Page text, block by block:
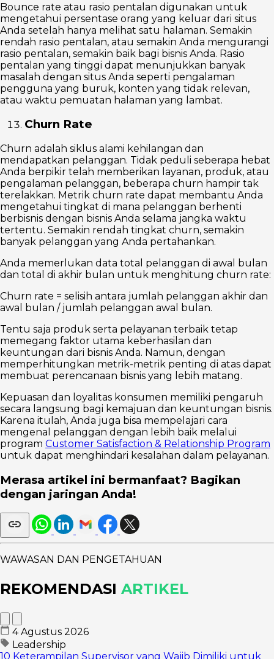
Bounce rate atau rasio pentalan digunakan untuk
mengetahui persentase orang yang keluar dari situs
Anda setelah hanya melihat satu halaman. Semakin
rendah rasio pentalan, atau semakin Anda mengurangi
rasio pentalan, semakin baik bagi bisnis Anda. Rasio
pentalan yang tinggi dapat menunjukkan banyak
masalah dengan situs Anda seperti pengalaman
pengguna yang buruk, konten yang tidak relevan,
atau waktu pemuatan halaman yang lambat.
Churn Rate
Churn adalah siklus alami kehilangan dan
mendapatkan pelanggan. Tidak peduli seberapa hebat
Anda berpikir telah memberikan layanan, produk, atau
pengalaman pelanggan, beberapa churn hampir tak
terelakkan. Metrik churn rate dapat membantu Anda
mengetahui tingkat di mana pelanggan berhenti
berbisnis dengan bisnis Anda selama jangka waktu
tertentu. Semakin rendah tingkat churn, semakin
banyak pelanggan yang Anda pertahankan.
Anda memerlukan data total pelanggan di awal bulan
dan total di akhir bulan untuk menghitung churn rate:
Churn rate = selisih antara jumlah pelanggan akhir dan
awal bulan / jumlah pelanggan awal bulan.
Tentu saja produk serta pelayanan terbaik tetap
memegang faktor utama keberhasilan dan
keuntungan dari bisnis Anda. Namun, dengan
memperhitungkan metrik-metrik penting di atas dapat
membuat perencanaan bisnis yang lebih matang.
Kepuasan dan loyalitas konsumen memiliki pengaruh
secara langsung bagi kemajuan dan keuntungan bisnis.
Karena itulah, Anda juga bisa mempelajari cara
mengenal pelanggan dengan lebih baik melalui
program Customer Satisfaction & Relationship Program
untuk dapat menghindari kesalahan dalam pelayanan.
Merasa artikel ini bermanfaat? Bagikan
dengan jaringan Anda!
WAWASAN DAN PENGETAHUAN
REKOMENDASI ARTIKEL
4 Agustus 2026
Leadership
10 Keterampilan Supervisor yang Wajib Dimiliki untuk